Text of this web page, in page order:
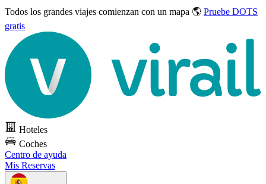
Todos los grandes viajes comienzan con un mapa 🌎 Pruebe DOTS
gratis
Hoteles
Coches
Centro de ayuda
Mis Reservas